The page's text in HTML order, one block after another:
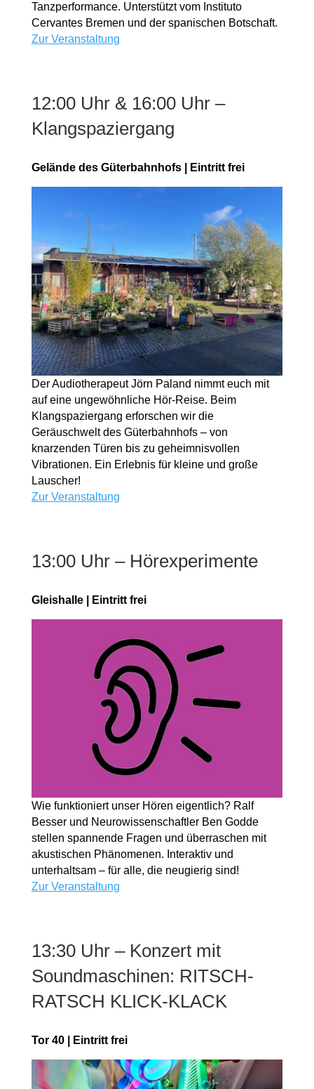
Tanzperformance. Unterstützt vom Instituto
Cervantes Bremen und der spanischen Botschaft.
Zur Veranstaltung
12:00 Uhr & 16:00 Uhr –
Klangspaziergang
Gelände des Güterbahnhofs | Eintritt frei
Der Audiotherapeut Jörn Paland nimmt euch mit
auf eine ungewöhnliche Hör-Reise. Beim
Klangspaziergang erforschen wir die
Geräuschwelt des Güterbahnhofs – von
knarzenden Türen bis zu geheimnisvollen
Vibrationen. Ein Erlebnis für kleine und große
Lauscher!
Zur Veranstaltung
13:00 Uhr – Hörexperimente
Gleishalle | Eintritt frei
Wie funktioniert unser Hören eigentlich? Ralf
Besser und Neurowissenschaftler Ben Godde
stellen spannende Fragen und überraschen mit
akustischen Phänomenen. Interaktiv und
unterhaltsam – für alle, die neugierig sind!
Zur Veranstaltung
13:30 Uhr – Konzert mit
Soundmaschinen: RITSCH-
RATSCH KLICK-KLACK
Tor 40 | Eintritt frei